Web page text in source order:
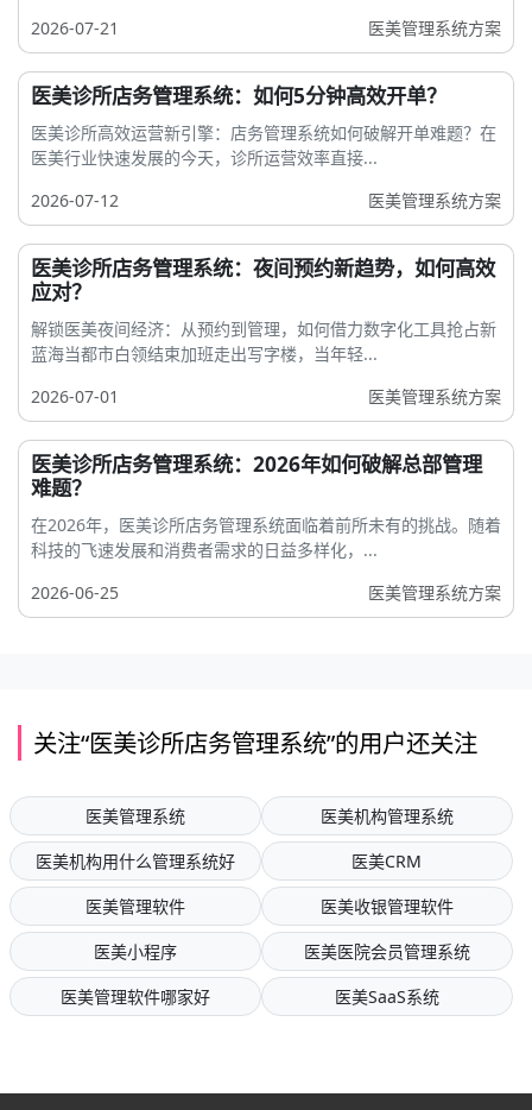
2026-07-21
医美管理系统方案
医美诊所店务管理系统：如何5分钟高效开单？
医美诊所高效运营新引擎：店务管理系统如何破解开单难题？在
医美行业快速发展的今天，诊所运营效率直接...
2026-07-12
医美管理系统方案
医美诊所店务管理系统：夜间预约新趋势，如何高效
应对？
解锁医美夜间经济：从预约到管理，如何借力数字化工具抢占新
蓝海当都市白领结束加班走出写字楼，当年轻...
2026-07-01
医美管理系统方案
医美诊所店务管理系统：2026年如何破解总部管理
难题？
在2026年，医美诊所店务管理系统面临着前所未有的挑战。随着
科技的飞速发展和消费者需求的日益多样化，...
2026-06-25
医美管理系统方案
关注“医美诊所店务管理系统”的用户还关注
医美管理系统
医美机构管理系统
医美机构用什么管理系统好
医美CRM
医美管理软件
医美收银管理软件
医美小程序
医美医院会员管理系统
医美管理软件哪家好
医美SaaS系统